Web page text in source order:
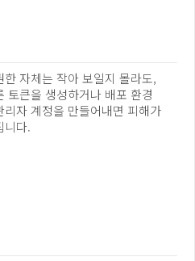
자체는 작아 보일지 몰라도,
토큰을 생성하거나 배포 환경
리자 계정을 만들어내면 피해가
니다.